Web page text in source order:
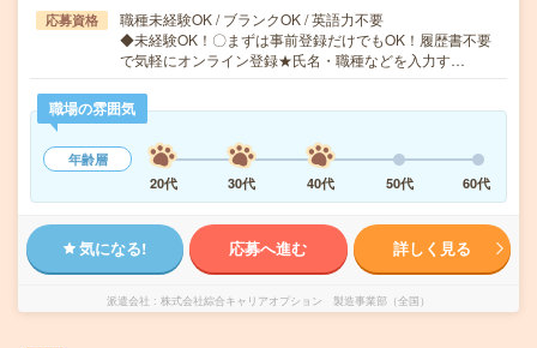
応募資格
職種未経験OK / ブランクOK / 英語力不要
◆未経験OK！〇まずは事前登録だけでもOK！履歴書不要
で気軽にオンライン登録★氏名・職種などを入力す…
職場の雰囲気
年齢層
20代
30代 40代 50代 60代
気になる! 応募へ進む 詳しく見る
派遣会社 株式会社綜合キャリアオプション 製造事業部（全国）